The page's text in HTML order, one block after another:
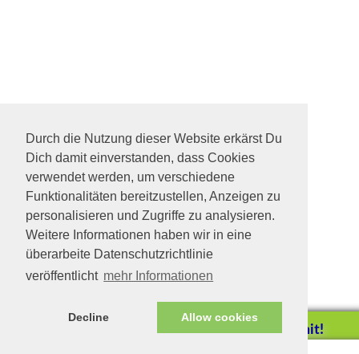
Durch die Nutzung dieser Website erkärst Du
Dich damit einverstanden, dass Cookies
verwendet werden, um verschiedene
Funktionalitäten bereitzustellen, Anzeigen zu
personalisieren und Zugriffe zu analysieren.
Weitere Informationen haben wir in eine
überarbeite Datenschutzrichtlinie
veröffentlicht mehr Informationen
Decline Allow cookies
Helfen Sie mit!